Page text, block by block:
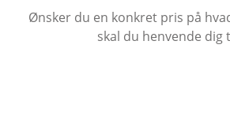
Ønsker du en konkret pris på
skal du henvende dig